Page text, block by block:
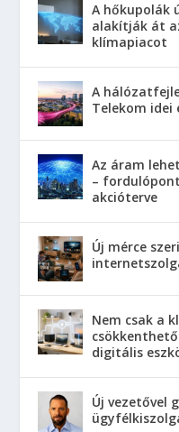
A hőkupolák
alakítják át
klímapiacot
A
Telekom idei
Az áram
–
akcióterve
Új mérce
Nem csak a
digitális
Új vezetővel